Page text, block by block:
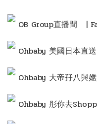
OB Group直播間 |
Ohbaby 美國日本直
Ohbaby 大帝孖八與
Ohbaby 彤你去